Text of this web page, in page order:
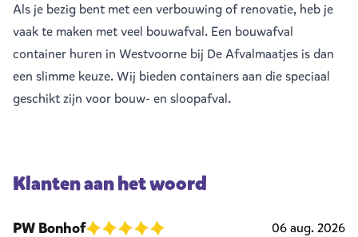
Als je bezig bent met een verbouwing of renovatie, heb je
vaak te maken met veel bouwafval. Een bouwafval
container huren in Westvoorne bij De Afvalmaatjes is dan
een slimme keuze. Wij bieden containers aan die speciaal
geschikt zijn voor bouw- en sloopafval.
Klanten aan het woord
PW Bonhof
06 aug. 2026